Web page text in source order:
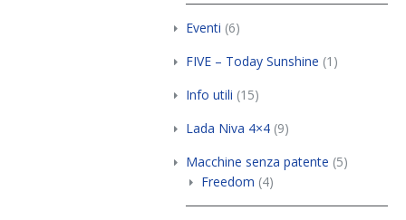
Eventi (6)
FIVE – Today Sunshine (1)
Info utili (15)
Lada Niva 4×4 (9)
Macchine senza patente (5)
Freedom (4)